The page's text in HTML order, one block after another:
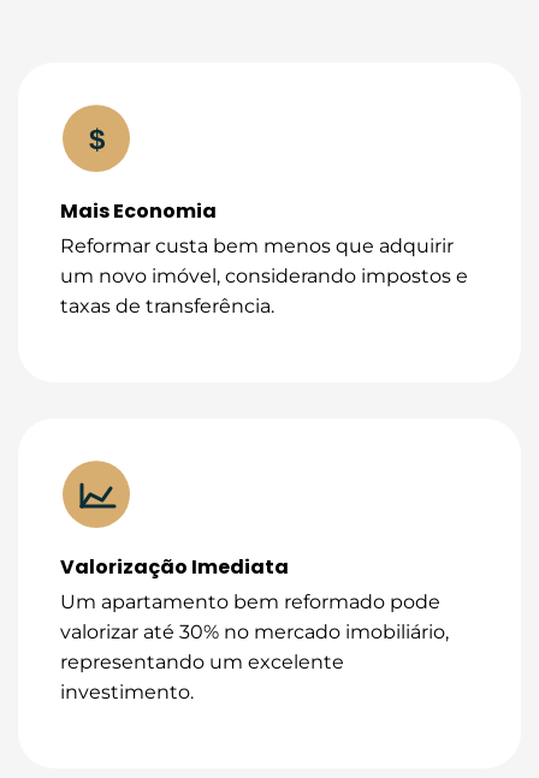
$
Mais Economia
Reformar custa bem menos que adquirir
um novo imóvel, considerando impostos e
taxas de transferência.
Valorização Imediata
Um apartamento bem reformado pode
valorizar até 30% no mercado imobiliário,
representando um excelente
investimento.